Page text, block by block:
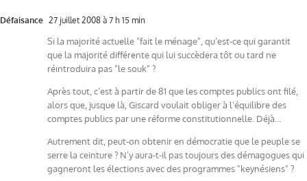
Défaisance 27 juillet 2008 à 7 h 15 min
Si la majorité actuelle "fait le ménage", qu’est-ce qui garantit
que la majorité différente qui lui succèdera tôt ou tard ne
réintroduira pas "le souk" ?
Après tout, c’est à partir de 81 que les comptes publics ont filé,
alors que, jusque là, Giscard voulait obliger à l’équilibre des
comptes publics par une réforme constitutionnelle. Déjà…
Autrement dit, peut-on obtenir en démocratie que le peuple se
serre la ceinture ? N’y aura-t-il pas toujours des démagogues qui
gagneront les élections avec des programmes "keynésiens" ?